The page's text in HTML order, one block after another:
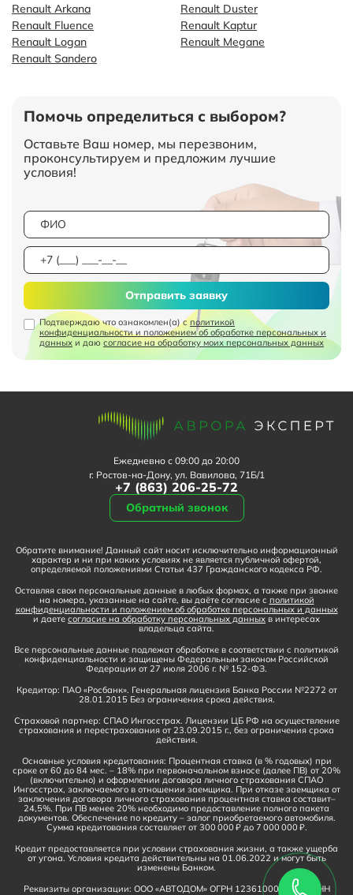
Renault Arkana
Renault Duster
Renault Fluence
Renault Kaptur
Renault Logan
Renault Megane
Renault Sandero
Помочь определиться с выбором?
Оставьте Ваш номер, мы перезвоним,
проконсультируем и предложим лучшие
условия!
Подтверждаю что ознакомлен(а) сполитикой
конфиденциальности и положением об обработке персональных и
данных и даю согласие на обработку моих персональных данных
Отправить заявку
Ежедневно с 09:00 до 20:00
г. Ростов-на-Дону, ул. Вавилова, 71Б/1
+7 (863) 206-25-72
Обратный звонок
Обратите внимание! Данный сайт носит исключительно информационный
характер и ни при каких условиях не является публичной офертой,
определяемой положениями Статьи 437 Гражданского кодекса РФ.
Оставляя свои персональные данные в любых формах, а также при звонке
на номера, указанные на сайте, вы даёте согласие с политикой
конфиденциальности и положением об обработке персональных и данных
и даете согласие на обработку персональных данных в интересах
владельца сайта.
Все персональные данные подлежат обработке в соответствии с политикой
конфиденциальности и защищены Федеральным законом Российской
Федерации от 27 июля 2006 г. № 152-ФЗ.
Кредитор: ПАО «Росбанк». Генеральная лицензия Банка России №2272 от
28.01.2015 Без ограничения срока действия.
Страховой партнер: СПАО Ингосстрах. Лицензии ЦБ РФ на осуществление
страхования и перестрахования от 23.09.2015 г., без ограничения срока
действия.
Основные условия кредитования: Процентная ставка (в % годовых) при
сроке от 60 до 84 мес. – 18% при первоначальном взносе (далее ПВ) от 20%
(включительно) и оформлении договора личного страхования СПАО
Ингосстрах, заключаемого в отношении заемщика. При отказе заемщика от
заключения договора личного страхования процентная ставка составит–
24,5%. При ПВ менее 20% необходимо предоставление полного пакета
документов. Обеспечение по кредиту – залог приобретаемого автомобиля.
Сумма кредитования составляет от 300 000 ₽ до 7 000 000 ₽.
Кредит предоставляется при условии страхования жизни, а также ущерба
от угона. Условия кредита действительны на 01.06.2022 и могут быть
изменены Банком.
Реквизиты организации: ООО «АВТОДОМ» ОГРН 1236100016910, ИНН